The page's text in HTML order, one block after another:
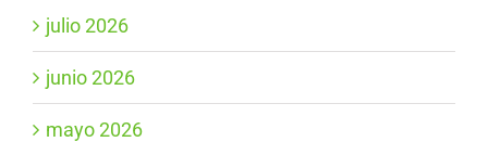
julio 2026
junio 2026
mayo 2026